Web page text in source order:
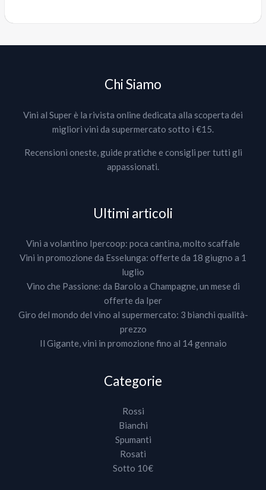
Chi Siamo
Vini al Super è la rivista online dedicata alla scoperta dei
migliori vini da supermercato sotto i €15.
Recensioni oneste, guide pratiche e consigli per tutti gli
appassionati.
Ultimi articoli
Vini a volantino Ipercoop: poca cantina, molto scaffale
Vini in promozione da Esselunga: offerte da 18 giugno a 1
luglio
Vino che Passione: da Barolo a Champagne, un mese di
offerte da Iper
Giro del mondo del vino al supermercato: 3 bianchi qualità-
prezzo
Il Gigante, vini in promozione fino al 14 gennaio
Categorie
Rossi
Bianchi
Spumanti
Rosati
Sotto 10€